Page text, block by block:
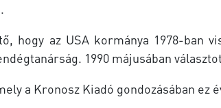
hogy az USA kormánya 1978-ban
1990 májusában
a Kronosz Kiadó gondozásában ez